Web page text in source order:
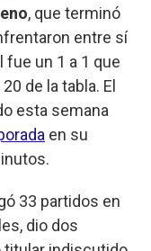
, que terminó
entre sí
fue un 1 a 1 que
de la tabla. El
esta semana
en su
33 partidos en
dio dos